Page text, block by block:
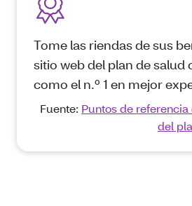
Tome las riendas de sus
sitio web del plan de salud
como el n.º 1 en mejor
Fuente: Puntos de
del